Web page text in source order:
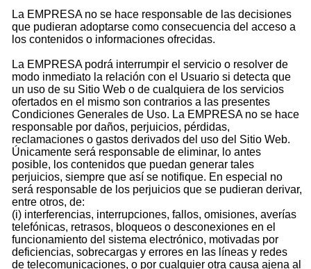
La EMPRESA no se hace responsable de las decisiones
que pudieran adoptarse como consecuencia del acceso a
los contenidos o informaciones ofrecidas.
La EMPRESA podrá interrumpir el servicio o resolver de
modo inmediato la relación con el Usuario si detecta que
un uso de su Sitio Web o de cualquiera de los servicios
ofertados en el mismo son contrarios a las presentes
Condiciones Generales de Uso. La EMPRESA no se hace
responsable por daños, perjuicios, pérdidas,
reclamaciones o gastos derivados del uso del Sitio Web.
Únicamente será responsable de eliminar, lo antes
posible, los contenidos que puedan generar tales
perjuicios, siempre que así se notifique. En especial no
será responsable de los perjuicios que se pudieran derivar,
entre otros, de:
(i) interferencias, interrupciones, fallos, omisiones, averías
telefónicas, retrasos, bloqueos o desconexiones en el
funcionamiento del sistema electrónico, motivadas por
deficiencias, sobrecargas y errores en las líneas y redes
de telecomunicaciones, o por cualquier otra causa ajena al